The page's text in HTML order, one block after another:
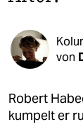
kultur
berlin
von
Robert
kumpelt er